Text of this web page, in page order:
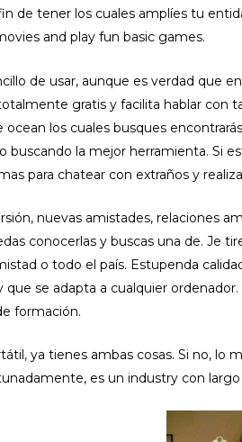
de tener los cuales amplíes tu
and play fun basic games.
de usar, aunque es verdad que
gratis y facilita hablar con
los cuales busques
buscando la mejor herramienta. Si
para chatear con extraños y
nuevas amistades, relaciones
conocerlas y buscas una de. Je
o todo el país. Estupenda
se adapta a cualquier
formación.
ya tienes ambas cosas. Si no,
es un industry con